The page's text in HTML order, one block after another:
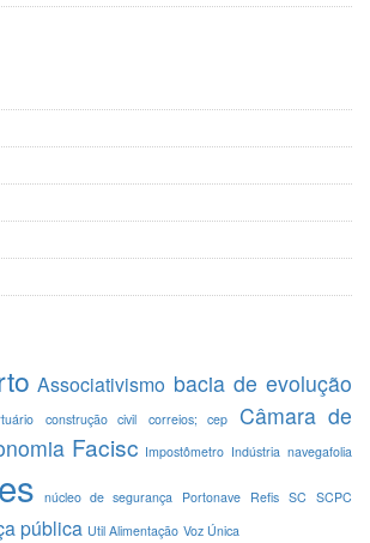
Associativismo bacia de evolução
construção civil correios; cep
Câmara de
Facisc Impostômetro Indústria navegafolia
núcleo de segurança Portonave Refis SC SCPC
pública Util Alimentação Voz Única